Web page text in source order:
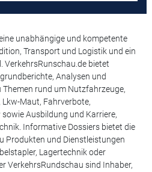
unabhängige und kompetente
Transport und Logistik und ein
VerkehrsRunschau.de bietet
Analysen und
rund um Nutzfahrzeuge,
Lkw-Maut, Fahrverbote,
Ausbildung und Karriere,
Informative Dossiers bietet die
Produkten und Dienstleistungen
Lagertechnik oder
VerkehrsRundschau sind Inhaber,